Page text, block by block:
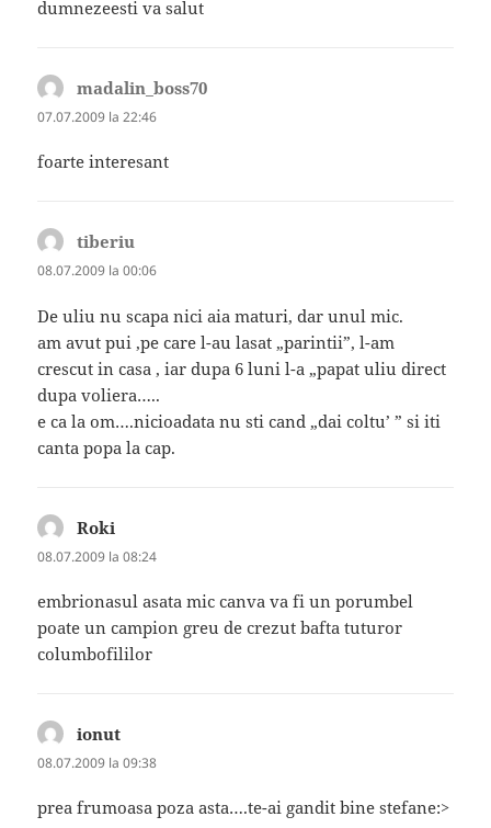
dumnezeesti va salut
madalin_boss70
07.07.2009 la 22:46
foarte interesant
tiberiu
08.07.2009 la 00:06
De uliu nu scapa nici aia maturi, dar unul mic.
am avut pui ,pe care l-au lasat „parintii”, l-am
crescut in casa , iar dupa 6 luni l-a „papat uliu direct
dupa voliera…..
e ca la om….nicioadata nu sti cand „dai coltu’ ” si iti
canta popa la cap.
Roki
08.07.2009 la 08:24
embrionasul asata mic canva va fi un porumbel
poate un campion greu de crezut bafta tuturor
columbofililor
ionut
08.07.2009 la 09:38
prea frumoasa poza asta….te-ai gandit bine stefane:>